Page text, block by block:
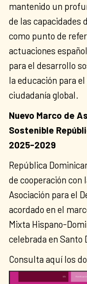
mantenido un
de las capacidades
como punto de
actuaciones
para el desarrollo
la educación para
ciudadanía global.
Nuevo Marco de
Sostenible
2025-2029
República
de cooperación con
Asociación para el
acordado en el
Mixta Hispano-
celebrada en Santo
Consulta aquí los